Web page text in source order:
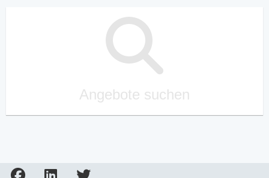
Angebote suchen